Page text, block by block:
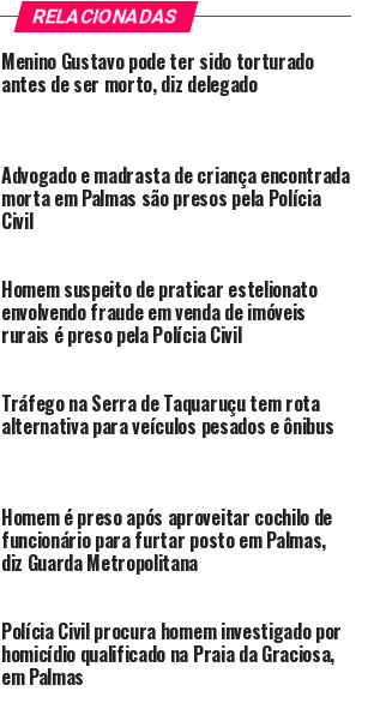
RELACIONADAS
Menino Gustavo pode ter sido torturado
antes de ser morto, diz delegado
Advogado e madrasta de criança encontrada
morta em Palmas são presos pela Polícia
Civil
Homem suspeito de praticar estelionato
envolvendo fraude em venda de imóveis
rurais é preso pela Polícia Civil
Tráfego na Serra de Taquaruçu tem rota
alternativa para veículos pesados e ônibus
Homem é preso após aproveitar cochilo de
funcionário para furtar posto em Palmas,
diz Guarda Metropolitana
Polícia Civil procura homem investigado por
homicídio qualificado na Praia da Graciosa,
em Palmas